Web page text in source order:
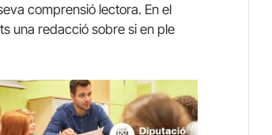
comprensió lectora. En el
una redacció sobre si en ple